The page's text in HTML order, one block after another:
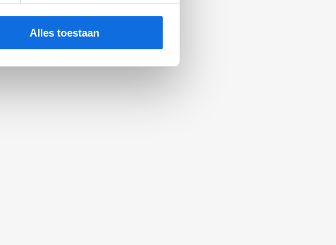
Alles toestaan